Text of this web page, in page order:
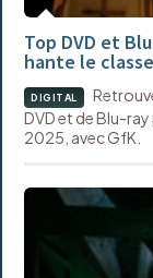
Top DVD et
hante le
DIGITAL
DVD et de Blu-
2025, avec GfK.